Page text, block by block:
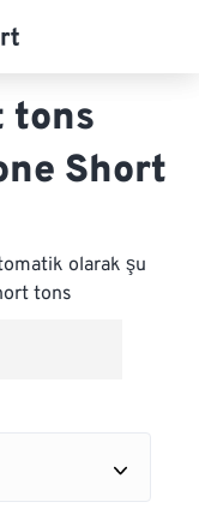
tons
Short
olarak şu
tons